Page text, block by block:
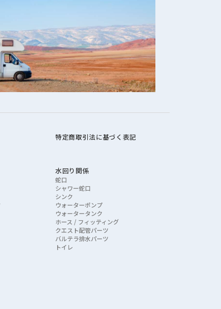
特定商取引法に基づく表記
水回り関係
蛇口
シャワー蛇口
シンク
ウォーターポンプ
ウォータータンク
ホース / フィッティング
クエスト配管パーツ
バルテラ排水パーツ
トイレ